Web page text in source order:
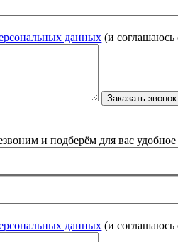
данных (и соглашаюсь
Заказать звонок
и подберём для вас
данных (и соглашаюсь